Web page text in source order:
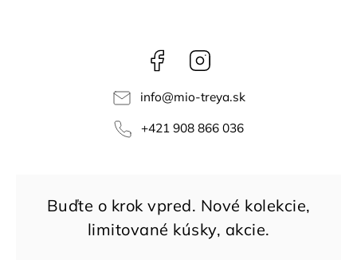
Facebook
info@mio-treya.sk
+421 908 866 036